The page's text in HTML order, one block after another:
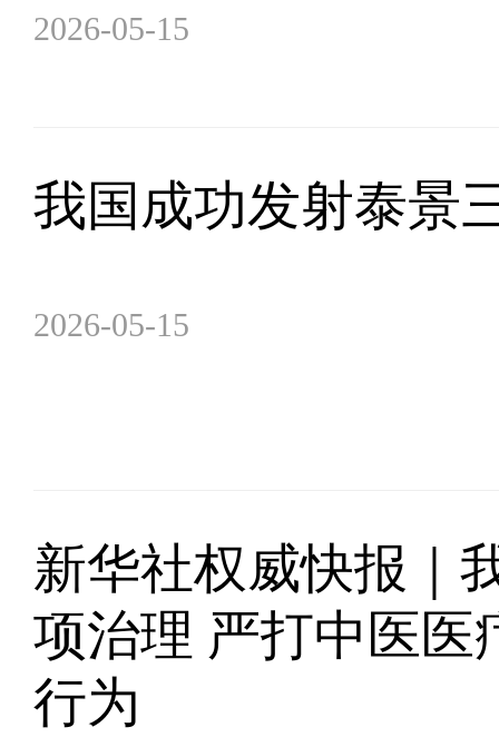
2026-05-15
我国成功发射泰景
2026-05-15
新华社权威快报｜
项治理 严打中医医
行为